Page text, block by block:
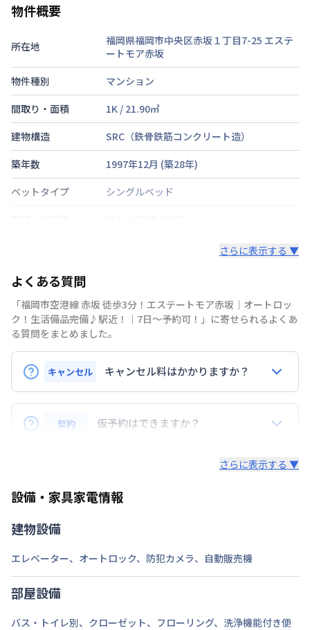
物件概要
所在地 福岡県福岡市中央区赤坂１丁目7-25 エステ
ートモア赤坂
物件種別
マンション
間取り・面積
1K / 21.90㎡
建物構造
SRC（鉄骨鉄筋コンクリート造）
築年数
1997年12月 (築28年)
ベットタイプ
シングルベッド
部屋の向き
禁煙・喫煙
交通
福岡市空港線
定員
次回更新日
さらに表示する ▼
よくある質問
「福岡市空港線 赤坂 徒歩3分！エステートモア赤坂｜オートロッ
ク！生活備品完備♪駅近！｜7日～予約可！」に寄せられるよくあ
る質問をまとめました。
キャンセル キャンセル料はかかりますか？
申込後のキャンセルは22,000円（税込）
入居前のキャンセルは請求書の家賃・事務手数料の合
費・清掃費の合計金額はご返金いたします。
入居後のご返金はございません。
契約 仮予約はできますか？
となります。お急ぎの場合はお早めに申込ください。
さらに表示する ▼
設備・家具家電情報
建物設備
エレベーター、 オートロック、 防犯カメラ、 自動販売機
部屋設備
バス・トイレ別、 クローゼット、 フローリング、 洗浄機能付き便